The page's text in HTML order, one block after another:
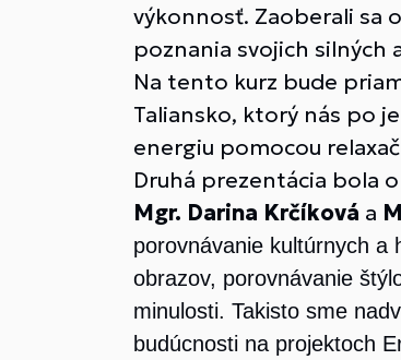
výkonnosť. Zaoberali sa
poznania svojich silných
Na tento kurz bude
Taliansko, ktorý nás po
energiu pomocou
Druhá prezentácia bola
Mgr. Darina Krčíková a
porovnávanie kultúrnych a
obrazov, porovnávanie
minulosti. Takisto sme
budúcnosti na projektoch